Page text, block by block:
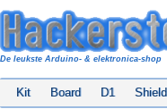
De leukste Arduino- & elektronica-shop
Kit Board D1 Shield